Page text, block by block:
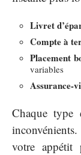
Livret
Compte à
Placement
variables
Assurance-
Chaque type
votre